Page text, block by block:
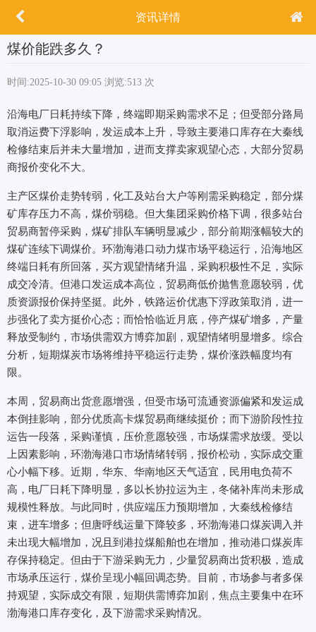
资讯详情
煤价能跌多久？
时间:2025-10-30 09:05 浏览:513 次
沿海电厂日耗持续下降，终端即期采购需求不足；但受部分路局
取消运费下浮影响，发运成本上升，导致主要港口库存在大秦线
检修结束后并未大量增加，进而支撑卖家观望心态，大部分贸易
商报价变化不大。
主产区煤价走势转弱，化工及站台大户等刚需采购稳定，部分煤
矿库存压力不高，煤价弱稳。但大集团采购价格下调，很多站台
贸易商暂停采购，煤矿排队车辆明显减少，部分前期涨幅较大的
煤矿连续下调煤价。环渤海港口动力煤市场平稳运行，沿海地区
终端日耗有所回落，买方观望情绪升温，采购积极性不足，实际
成交冷清。但港口发运成本高位，贸易商低价抛售意愿较弱，优
质资源报价保持坚挺。此外，铁路运价优惠下浮政策取消，进一
步强化了卖方挺价心态；而恰恰临近月底，停产煤矿增多，产量
释放受制约，市场供需双方博弈加剧，观望情绪明显增多。综合
分析，短期煤炭市场将维持平稳运行走势，煤价涨跌幅度均有
限。
本周，贸易商出货意愿增强，但受市场可流通资源偏紧和发运成
本倒挂影响，部分优质高卡煤贸易商继续挺价；而下游阶段性拉
运告一段落，采购谨慎，压价意愿较强，市场煤需求放缓。受以
上因素影响，环渤海港口市场情绪转弱，报价松动，实际成交重
心小幅下移。近期，华东、华南地区天气适宜，民用电负荷不
高，电厂日耗下降明显，多以长协拉运为主，冬储补库尚未形成
规模性释放。与此同时，供应端压力预期增加，大秦线检修结
束，进车增多；但唐呼线运量下降较多，环渤海港口煤炭调入并
未出现大幅增加，况且到港拉煤船舶也在增加，推动港口煤炭库
存保持稳定。但由于下游采购无力，少量贸易商出货积极，造成
市场承压运行，煤价呈现小幅回调态势。目前，市场参与者多保
持观望，实际成交有限，短期供需博弈加剧，焦点主要集中在环
渤海港口库存变化，及下游需求采购情况。